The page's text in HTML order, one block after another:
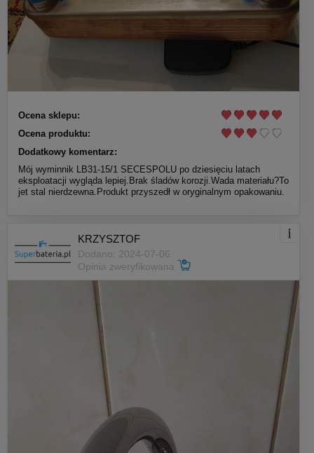
Ocena sklepu:
Ocena produktu:
Dodatkowy komentarz:
Mój wyminnik LB31-15/1 SECESPOLU po dziesięciu latach
eksploatacji wygląda lepiej.Brak śladów korozji.Wada materiału?To
jet stal nierdzewna.Produkt przyszedł w oryginalnym opakowaniu.
KRZYSZTOF
Dodano: 2024-07-06
Opinia zweryfikowana